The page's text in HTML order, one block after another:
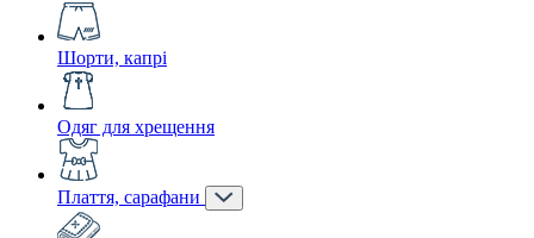
Шорти, капрі
Одяг для хрещення
Плаття, сарафани